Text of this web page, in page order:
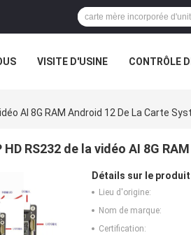
VISITE D'USINE CONTRÔLE
AI 8G RAM Android 12 De La Carte
HD RS232 de la vidéo AI 8G
Détails sur le
Lieu d'origine:
Nom de marque:
Certification: